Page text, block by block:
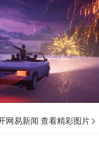
网易新闻 查看精彩图片